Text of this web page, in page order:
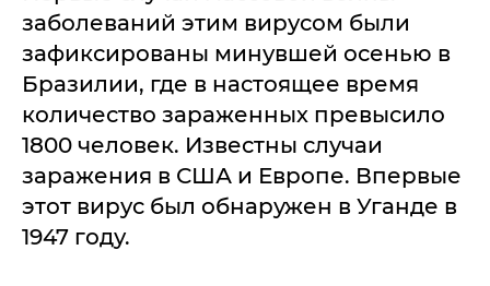
заболеваний этим вирусом были
зафиксированы минувшей осенью в
Бразилии, где в настоящее время
количество зараженных превысило
1800 человек. Известны случаи
заражения в США и Европе. Впервые
этот вирус был обнаружен в Уганде в
1947 году.